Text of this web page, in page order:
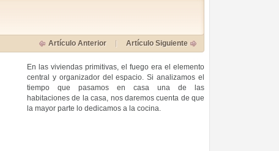
Artículo Anterior Artículo Siguiente
En las viviendas primitivas, el fuego era el elemento
central y organizador del espacio. Si analizamos el
tiempo que pasamos en casa una de las
habitaciones de la casa, nos daremos cuenta de que
la mayor parte lo dedicamos a la cocina.